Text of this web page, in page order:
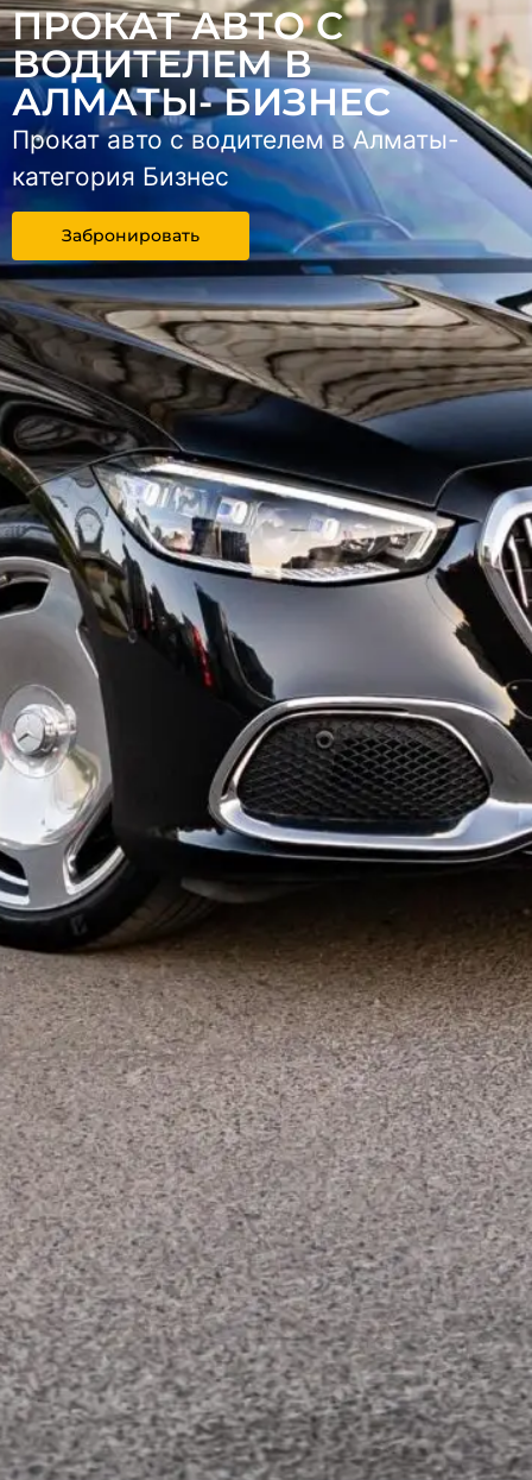
ПРОКАТ АВТО С
ВОДИТЕЛЕМ В
АЛМАТЫ- БИЗНЕС
Прокат авто с водителем в Алматы-
категория Бизнес
Забронировать